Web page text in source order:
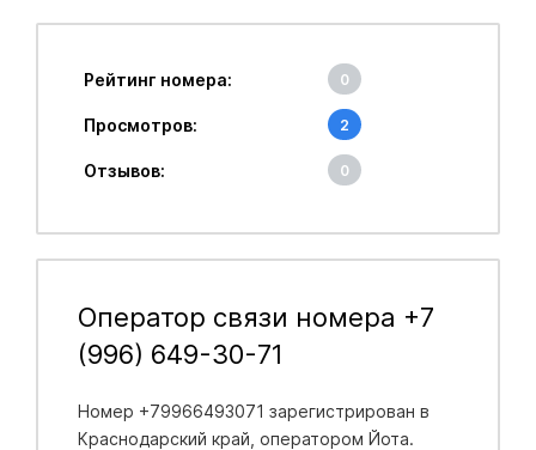
Рейтинг номера: 0
Просмотров: 2
Отзывов: 0
Оператор связи номера +7
(996) 649-30-71
Номер +79966493071 зарегистрирован в
Краснодарский край , оператором Йота.